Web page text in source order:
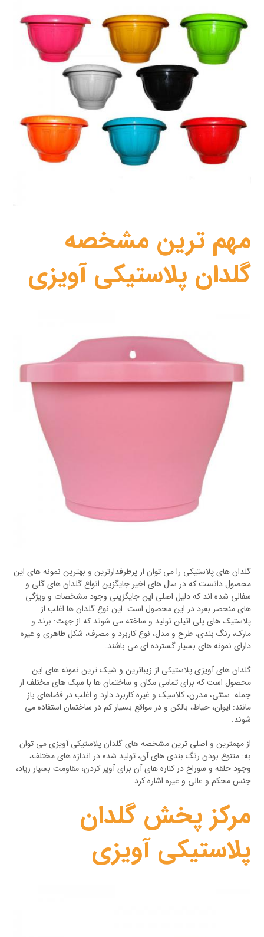
مهم ترین مشخصه
گلدان پلاستیکی آویزی
گلدان های پلاستیکی را می توان از پرطرفدارترین و بهترین نمونه های این
محصول دانست که در سال های اخیر جایگزین انواع گلدان های گلی و
سفالی شده اند که دلیل اصلی این جایگزینی وجود مشخصات و ویژگی
های منحصر بفرد در این محصول است. این نوع گلدان ها اغلب از
پلاستیک های پلی اتیلن تولید و ساخته می شوند که از جهت: برند و
مارک، رنگ بندی، طرح و مدل، نوع کاربرد و مصرف، شکل ظاهری و غیره
دارای نمونه های بسیار گسترده ای می باشند.
گلدان های آویزی پلاستیکی از زیباترین و شیک ترین نمونه های این
محصول است که برای تمامی مکان و ساختمان ها با سبک های مختلف از
جمله: سنتی، مدرن، کلاسیک و غیره کاربرد دارد و اغلب در فضاهای باز
مانند: ایوان، حیاط، بالکن و در مواقع بسیار کم در ساختمان استفاده می
شوند.
از مهمترین و اصلی ترین مشخصه های گلدان پلاستیکی آویزی می توان
به: متنوع بودن رنگ بندی های آن، تولید شده در اندازه های مختلف،
وجود حلقه و سوراخ در کناره های آن برای آویز کردن، مقاومت بسیار زیاد،
جنس محکم و عالی و غیره اشاره کرد.
مرکز پخش گلدان
پلاستیکی آویزی